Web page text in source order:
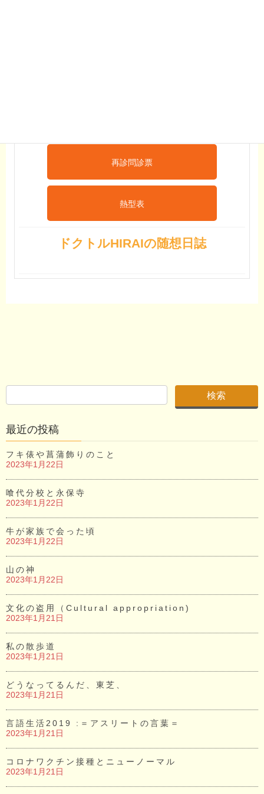
再診問診票
熱型表
ドクトルHIRAIの随想日誌
最近の投稿
フキ俵や菖蒲飾りのこと
2023年1月22日
喰代分校と永保寺
2023年1月22日
牛が家族で会った頃
2023年1月22日
山の神
2023年1月22日
文化の盗用（Cultural appropriation)
2023年1月21日
私の散歩道
2023年1月21日
どうなってるんだ、東芝、
2023年1月21日
言語生活2019 :＝アスリートの言葉＝
2023年1月21日
コロナワクチン接種とニューノーマル
2023年1月21日